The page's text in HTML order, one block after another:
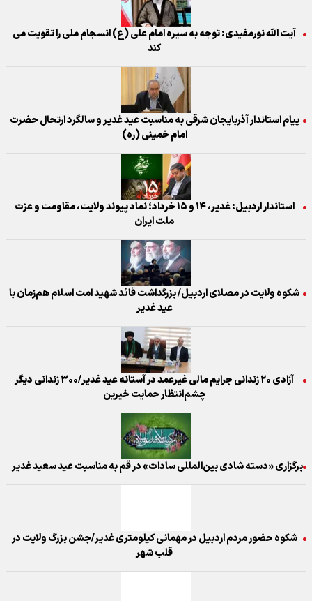
آیت الله نورمفیدی: توجه به سیره امام علی (ع) انسجام ملی را تقویت می
کند
پیام استاندار آذربایجان شرقی به مناسبت عید غدیر و سالگرد ارتحال حضرت
امام خمینی (ره)
استاندار اردبیل: غدیر، ۱۴ و ۱۵ خرداد؛ نماد پیوند ولایت، مقاومت و عزت
ملت ایران
شکوه ولایت در مصلای اردبیل/ بزرگداشت قائد شهید امت اسلام هم‌زمان با
عید غدیر
آزادی ۲۰ زندانی جرایم مالی غیرعمد در آستانه عید غدیر/۳۰۰ زندانی دیگر
چشم‌انتظار حمایت خیرین
برگزاری «دسته شادی بین‌المللی سادات» در قم به مناسبت عید سعید غدیر
شکوه حضور مردم اردبیل در مهمانی کیلومتری غدیر/جشن بزرگ ولایت در
قلب شهر